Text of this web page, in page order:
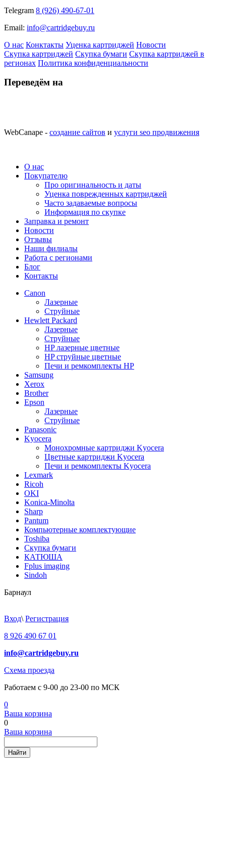
Telegram 8 (926) 490-67-01
Email: info@cartridgebuy.ru
О нас Конктакты Уценка картриджей Новости
Скупка картриджей Скупка бумаги Скупка картриджей в
регионах Политика конфиденциальности
Переведём на
WebCanape - создание сайтов и услуги seo продвижения
О нас
Покупателю
Про оригинальность и даты
Уценка поврежденных картриджей
Часто задаваемые вопросы
Информация по скупке
Заправка и ремонт
Новости
Отзывы
Наши филиалы
Работа с регионами
Блог
Контакты
Canon
Лазерные
Струйные
Hewlett Packard
Лазерные
Струйные
HP лазерные цветные
HP струйные цветные
Печи и ремкомплекты HP
Samsung
Xerox
Brother
Epson
Лазерные
Струйные
Panasonic
Kyocera
Монохромные картриджи Kyocera
Цветные картриджи Kyocera
Печи и ремкомплекты Kyocera
Lexmark
Ricoh
OKI
Konica-Minolta
Sharp
Pantum
Компьютерные комплектующие
Toshiba
Скупка бумаги
КАТЮША
Fplus imaging
Sindoh
Барнаул
Вход\ Регистрация
8 926 490 67 01
info@cartridgebuy.ru
Схема проезда
Работаем с 9-00 до 23-00 по МСК
0
Ваша корзина
0
Ваша корзина
Найти